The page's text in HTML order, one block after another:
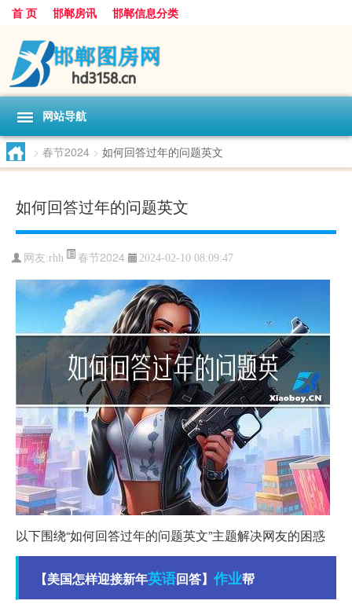
首 页 邯郸房讯 邯郸信息分类
网站导航
> 春节2024 > 如何回答过年的问题英文
如何回答过年的问题英文
网友:rhh 春节2024 2024-02-10 08:09:47
以下围绕“如何回答过年的问题英文”主题解决网友的困惑
【美国怎样迎接新年英语回答】 作业帮